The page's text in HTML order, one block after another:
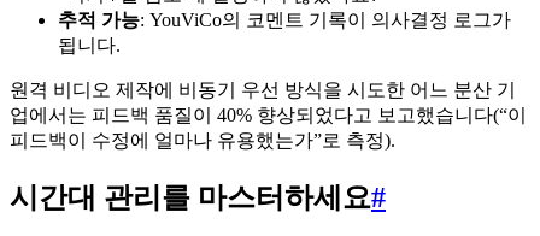
추적 가능: YouViCo의 코멘트 기록이 의사결정 로그가
됩니다.
원격 비디오 제작에 비동기 우선 방식을 시도한 어느 분산 기
업에서는 피드백 품질이 40% 향상되었다고 보고했습니다(“이
피드백이 수정에 얼마나 유용했는가”로 측정).
시간대 관리를 마스터하세요#